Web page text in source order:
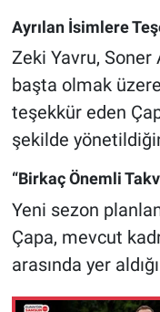
Ayrılan İsimlere
Zeki Yavru,
başta olmak
teşekkür eden
şekilde
“Birkaç Önemli
Yeni sezon
Çapa, mevcut
arasında yer